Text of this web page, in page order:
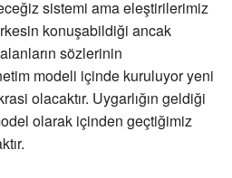
sistemi ama eleştirilerimiz
konuşabildiği ancak
sözlerinin
modeli içinde kuruluyor yeni
olacaktır. Uygarlığın geldiği
olarak içinden geçtiğimiz